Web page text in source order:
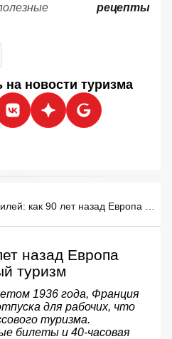
рецепты
новости туризма
назад Европа
туризм
1936 года, Франция
для рабочих, что
туризма.
билеты и 40-часовая